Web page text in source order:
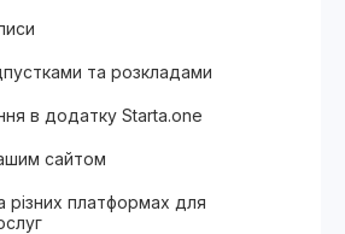
та розкладами
в додатку Starta.one
сайтом
різних платформах для